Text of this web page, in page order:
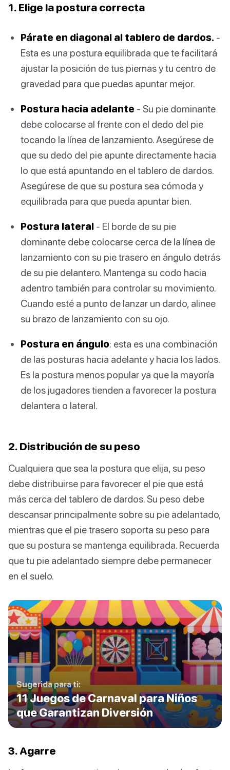
1. Elige la postura correcta
Párate en diagonal al tablero de dardos. -
Esta es una postura equilibrada que te facilitará
ajustar la posición de tus piernas y tu centro de
gravedad para que puedas apuntar mejor.
Postura hacia adelante - Su pie dominante
debe colocarse al frente con el dedo del pie
tocando la línea de lanzamiento. Asegúrese de
que su dedo del pie apunte directamente hacia
lo que está apuntando en el tablero de dardos.
Asegúrese de que su postura sea cómoda y
equilibrada para que pueda apuntar bien.
Postura lateral - El borde de su pie
dominante debe colocarse cerca de la línea de
lanzamiento con su pie trasero en ángulo detrás
de su pie delantero. Mantenga su codo hacia
adentro también para controlar su movimiento.
Cuando esté a punto de lanzar un dardo, alinee
su brazo de lanzamiento con su ojo.
Postura en ángulo: esta es una combinación
de las posturas hacia adelante y hacia los lados.
Es la postura menos popular ya que la mayoría
de los jugadores tienden a favorecer la postura
delantera o lateral.
2. Distribución de su peso
Cualquiera que sea la postura que elija, su peso
debe distribuirse para favorecer el pie que está
más cerca del tablero de dardos. Su peso debe
descansar principalmente sobre su pie adelantado,
mientras que el pie trasero soporta su peso para
que su postura se mantenga equilibrada. Recuerda
que tu pie adelantado siempre debe permanecer
en el suelo.
Sugerida para ti:
11 Juegos de Carnaval para Niños
que Garantizan Diversión
3. Agarre